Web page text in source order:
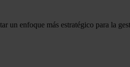
un enfoque más estratégico para la